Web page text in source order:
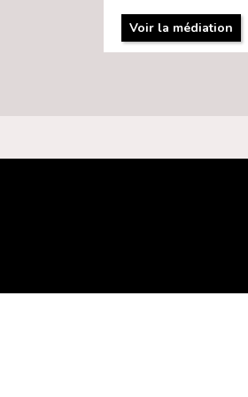
Voir la médiation